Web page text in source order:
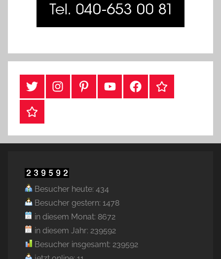
#TwitterInstagramPinterestYouTubeFacebookTikTok
Webshop
Besucher heute: 434
Besucher gestern: 1478
in diesem Monat: 8672
in diesem Jahr: 239592
Besucher insgesamt: 239592